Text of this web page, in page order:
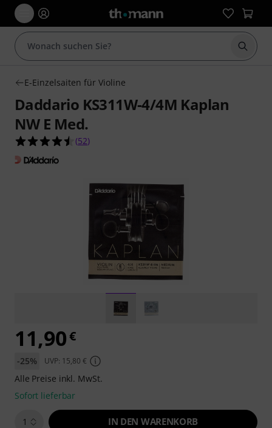
Suche
E-Einzelsaiten für Violine
Daddario KS311W-4/4M Kaplan
NW E Med.
4.5 von 5 Sternen aus 52 Kundenbewertungen
(52)
11,90€
-25% UVP: 15,80 €
Alle Preise inkl. MwSt.
Sofort lieferbar
1 IN DEN WARENKORB